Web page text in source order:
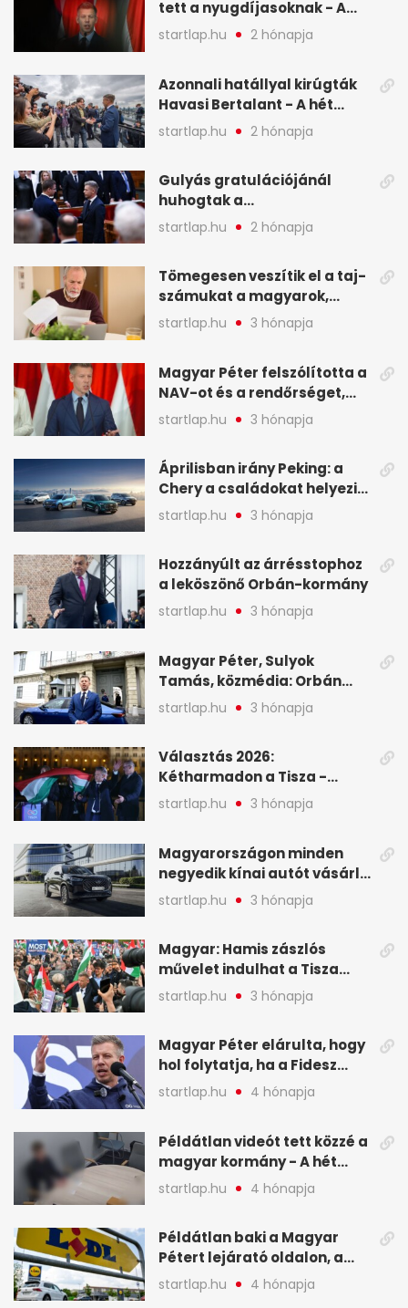
tett a nyugdíjasoknak - A
hét legfontosabb hírei
képekben
startlap.hu 2 hónapja
Azonnali hatállyal kirúgták
Havasi Bertalant - A hét
legfontosabb hírei
képekben
startlap.hu 2 hónapja
Gulyás gratulációjánál
huhogtak a
leghangosabban, miután
Magyart miniszterelnökké
legfontosabb hírei
képekben
startlap.hu 2 hónapja
Tömegesen veszítik el a taj-
számukat a magyarok,
sokak ellen eljárást indít a
NAV - A hét hírei képekben
startlap.hu 3 hónapja
Magyar Péter felszólította a
NAV-ot és a rendőrséget,
tartóztassák le a NER-es
oligarchákat - A hét
startlap.hu 3 hónapja
Áprilisban irány Peking: a
Chery a családokat helyezi
globális mobilitási
programja középpontjába
startlap.hu 3 hónapja
Hozzányúlt az árrésstophoz
a leköszönő Orbán-kormány
startlap.hu 3 hónapja
Magyar Péter, Sulyok
Tamás, közmédia: Orbán
Viktor április 13. óta hallgat,
közben pörögnek az
startlap.hu 3 hónapja
Választás 2026:
Kétharmadon a Tisza -
mutatjuk, hogyan alakulnak
a mandátumok
startlap.hu 3 hónapja
Magyarországon minden
negyedik kínai autót vásárló
a Chery mellett döntött (X)
startlap.hu 3 hónapja
Magyar: Hamis zászlós
művelet indulhat a Tisza
ellen a választás napján - A
hét legfontosabb eseményei
startlap.hu 3 hónapja
Magyar Péter elárulta, hogy
hol folytatja, ha a Fidesz
nyeri a választást - A hét
legfontosabb hírei
startlap.hu 4 hónapja
Példátlan videót tett közzé a
magyar kormány - A hét
legfontosabb hírei
képekben
startlap.hu 4 hónapja
Példátlan baki a Magyar
Pétert lejárató oldalon, a
Lidlnek azonnal lépnie
kellett - A hét legfontosabb
startlap.hu 4 hónapja